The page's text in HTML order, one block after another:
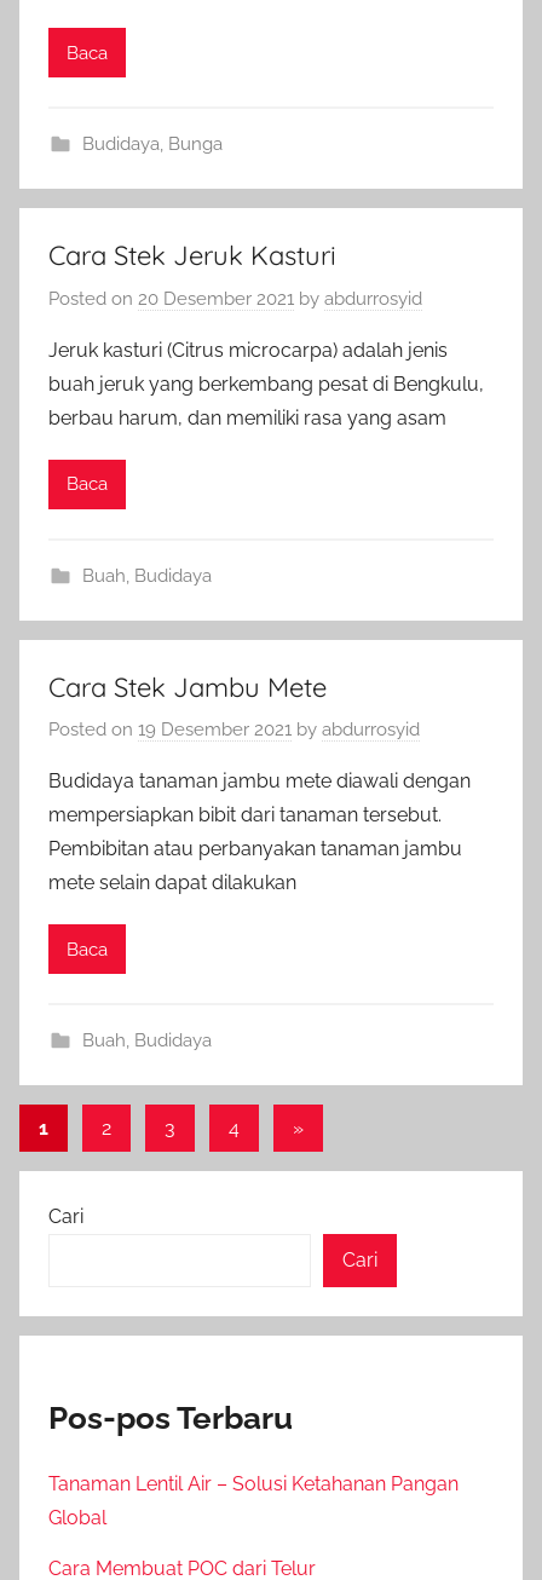
Baca
Budidaya, Bunga
Cara Stek Jeruk Kasturi
Posted on 20 Desember 2021 by abdurrosyid
Jeruk kasturi (Citrus microcarpa) adalah jenis
buah jeruk yang berkembang pesat di Bengkulu,
berbau harum, dan memiliki rasa yang asam
Baca
Buah Budidaya
Cara Stek Jambu Mete
Posted on 19 Desember 2021 by abdurrosyid
Budidaya tanaman jambu mete diawali dengan
mempersiapkan bibit dari tanaman tersebut.
Pembibitan atau perbanyakan tanaman jambu
mete selain dapat dilakukan
Baca
Buah, Budidaya
Paginasi
pos
1 2 3 4
Next
»
Cari
Cari
Pos-pos Terbaru
Tanaman Lentil Air – Solusi Ketahanan Pangan
Global
Cara Membuat POC dari Telur